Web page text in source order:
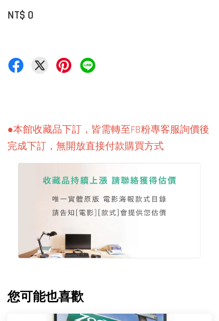
NT$ 0
●本館收藏品下訂，皆需轉至FB粉專客服詢價後
完成下訂，無開放直接付款購買方式
您可能也喜歡